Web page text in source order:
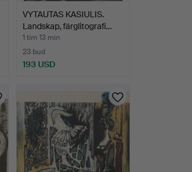
VYTAUTAS KASIULIS.
Landskap, färglitografi…
1 tim 13 min
23 bud
193 USD